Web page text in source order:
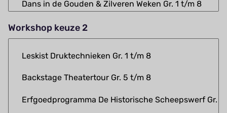
Workshop keuze 2